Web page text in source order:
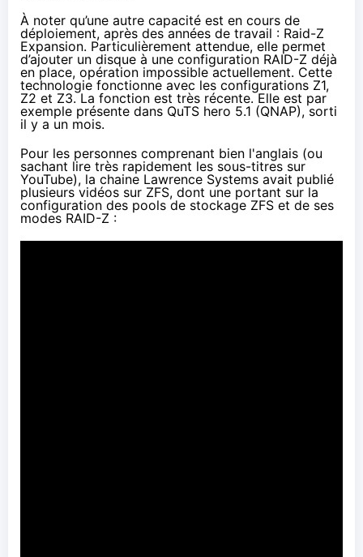
À noter qu’une autre capacité est en cours de
déploiement, après des années de travail : Raid-Z
Expansion. Particulièrement attendue, elle permet
d’ajouter un disque à une configuration RAID-Z déjà
en place, opération impossible actuellement. Cette
technologie fonctionne avec les configurations Z1,
Z2 et Z3. La fonction est très récente. Elle est par
exemple présente dans QuTS hero 5.1 (QNAP),sorti
il y a un mois.
Pour les personnes comprenant bien l'anglais (ou
sachant lire très rapidement les sous-titres sur
YouTube), la chaine Lawrence Systems avait publié
plusieurs vidéos sur ZFS, dont une portant sur la
configuration des pools de stockage ZFS et de ses
modes RAID-Z :